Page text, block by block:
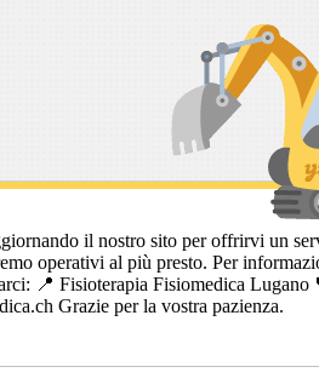
il nostro sito per offrirvi un
operativi al più presto. Per
📍 Fisioterapia Fisiomedica Lugano
Grazie per la vostra pazienza.